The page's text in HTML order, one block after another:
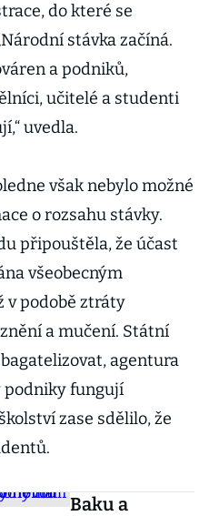
do které se
stávka začíná.
a podniků,
učitelé a studenti
uvedla.
však nebylo možné
o rozsahu stávky.
připouštěla, že účast
všeobecným
v podobě ztráty
a mučení. Státní
agentura
podniky fungují
zase sdělilo, že
Baku a